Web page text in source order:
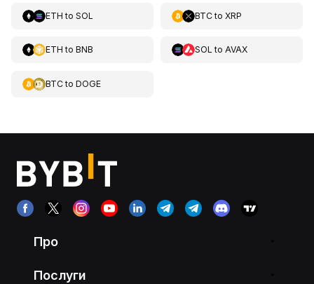
ETH to SOL BTCto XRP
ETH to BNB SOL to AVAX
BTCto DOGE
Про
Послуги